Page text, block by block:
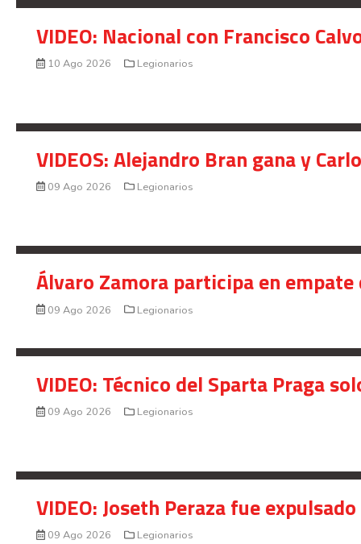
VIDEO: Nacional con Francisco
10 Ago 2026 Legionarios
VIDEOS: Alejandro Bran gana y
09 Ago 2026 Legionarios
Álvaro Zamora participa en
09 Ago 2026 Legionarios
VIDEO: Técnico del Sparta Praga
09 Ago 2026 Legionarios
VIDEO: Joseth Peraza fue
09 Ago 2026 Legionarios